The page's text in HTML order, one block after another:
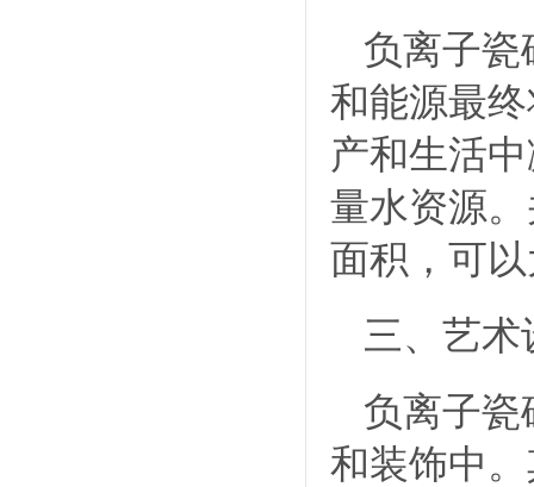
负离子瓷
和能源最
产和生活
量水资源
面积，可
三、艺术
负离子瓷
和装饰中